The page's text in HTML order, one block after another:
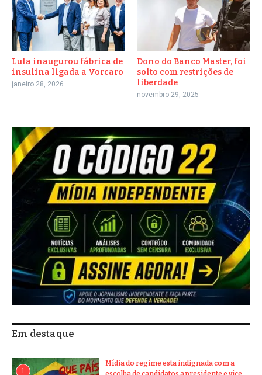
Lula inaugurou fábrica de
insulina ligada a Vorcaro
janeiro 28, 2026
Dono do Banco Master, foi
solto com restrições de
liberdade
novembro 29, 2025
Em destaque
1
Mídia do regime esta indignada com a